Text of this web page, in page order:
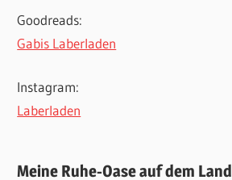
Goodreads:
Gabis Laberladen
Instagram:
Laberladen
Meine Ruhe-Oase auf dem Land